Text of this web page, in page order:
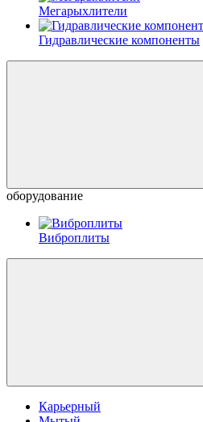
Мегарыхлители
Гидравлические компоненты
оборудование
Виброплиты
Карьерный